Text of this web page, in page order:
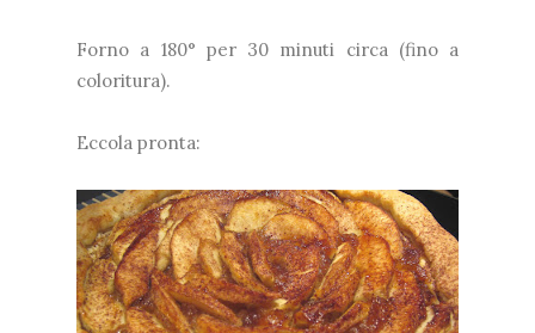
Forno a 180° per 30 minuti circa (fino a
coloritura).
Eccola pronta: